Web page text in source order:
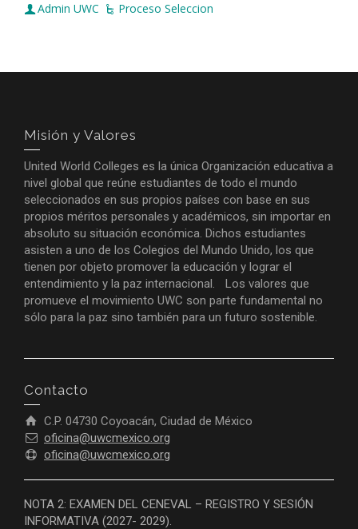
Admin UWC Proceso Seleccion
Misión y Valores
United World Colleges es la única Organización educativa a
nivel global que reúne estudiantes de todo el mundo
seleccionados en sus propios países con base en sus
propios méritos personales y académicos, sin importar en
absoluto su situación económica. Dichos estudiantes
asisten a uno de los Colegios del Mundo Unido, los que
tienen por objeto promover la educación y lograr el
entendimiento y la paz internacional. Los valores que
promueve el movimiento UWC son parte fundamental no
sólo para la paz sino también para un futuro sostenible.
Contacto
C.P. 04730 Coyoacán, Ciudad de México
oficina@uwcmexico.org
oficina@uwcmexico.org
NOTA 2: EXAMEN DEL CENEVAL – REGISTRO Y SESIÓN
INFORMATIVA (2027- 2029).